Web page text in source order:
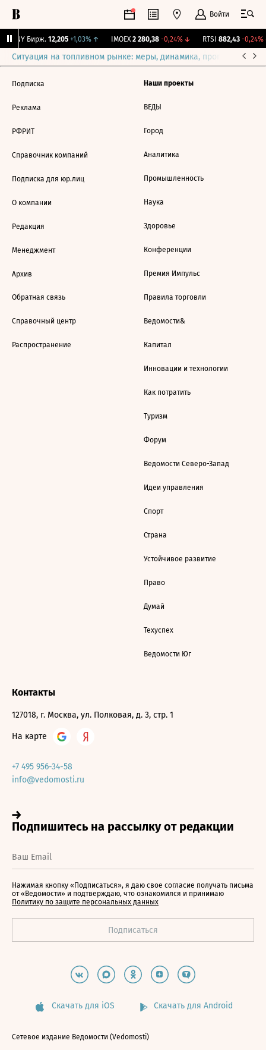
Войти
CNY Бирж. 12,205 +1,03%↑ IMOEX 2 280,38 -0,24%↓ RTSI 882,43 -0,24%
Ситуация на топливном рынке: меры, динамика, прогнозы
Подписка
Реклама
РФРИТ
Справочник компаний
Подписка для юр.лиц
О компании
Редакция
Менеджмент
Архив
Обратная связь
Справочный центр
Распространение
Наши проекты
ВЕДЫ
Город
Аналитика
Промышленность
Наука
Здоровье
Конференции
Премия Импульс
Правила торговли
Ведомости&
Капитал
Инновации и технологии
Как потратить
Туризм
Форум
Ведомости Северо-Запад
Идеи управления
Спорт
Страна
Устойчивое развитие
Право
Думай
Техуспех
Ведомости Юг
Контакты
127018, г. Москва, ул. Полковая, д. 3, стр. 1
На карте
+7 495 956-34-58
info@vedomosti.ru
Нажимая кнопку «Подписаться», я даю свое согласие получать письма
от «Ведомости» и подтверждаю, что ознакомился и принимаю
Политику по защите персональных данных
Скачать для iOS Скачать для Android
Сетевое издание Ведомости (Vedomosti)